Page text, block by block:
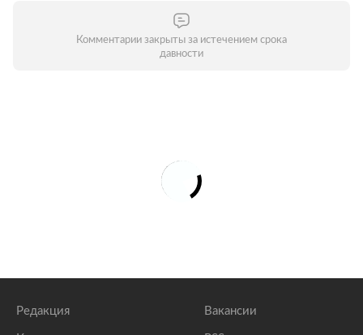
Комментарии закрыты за истечением срока
давности
Редакция Вакансии